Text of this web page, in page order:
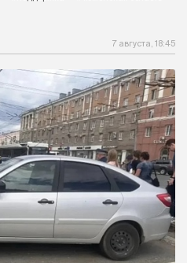
7 августа, 18:45